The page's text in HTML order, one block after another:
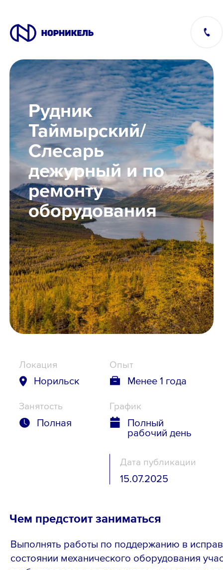
Вакансии
Производство
Офис
IT
Студентам
Школьникам
Локации
8 800 700-19-43
Рудник
Таймырский/
Слесарь
дежурный и по
ремонту
оборудования
Локация
Норильск
Опыт
Менее 1 года
Занятость
Полная
График
Полный
рабочий день
Дата публикации
15.07.2025
Чем предстоит заниматься
Выполнять работы по поддержанию в
состоянии механического оборудования